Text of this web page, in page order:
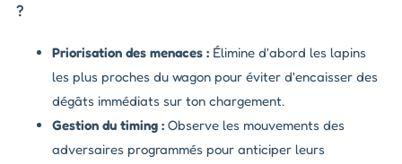
?
Priorisation des menaces : Élimine d'abord les lapins
les plus proches du wagon pour éviter d'encaisser des
dégâts immédiats sur ton chargement.
Gestion du timing : Observe les mouvements des
adversaires programmés pour anticiper leurs